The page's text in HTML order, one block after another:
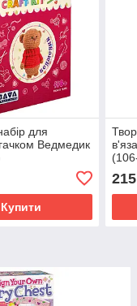
для
Ведмедик
Купити
215